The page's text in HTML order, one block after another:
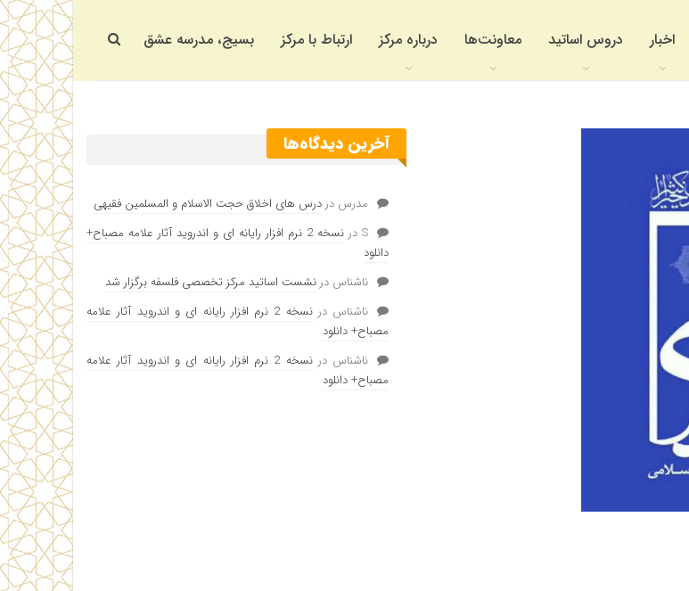
اخبار دروس اساتید معاونت‌ها درباره مرکز ارتباط با مرکز بسیج، مدرسه عشق
آخرین دیدگاه‌ها
مدرس در درس های اخلاق حجت الاسلام و المسلمین فقیهی
Sدر
نسخه 2 نرم افزار رایانه ای و اندروید آثار علامه مصباح+
دانلود
ناشناس در نشست اساتید مرکز تخصصی فلسفه برگزار شد
ناشناس در
نسخه 2 نرم افزار رایانه ای و اندروید آثار علامه
مصباح+ دانلود
ناشناس در
نسخه 2 نرم افزار رایانه ای و اندروید آثار علامه
مصباح+ دانلود